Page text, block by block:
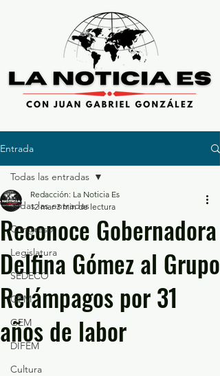
Entrada
Todas las entradas
Congreso
Legislatura
SEDECO
GEM
GEM
DIFEM
Cultura
Todas las entradas
Reconoce Gobernadora
Delfina Gómez al Grupo
Relámpagos por 31
años de labor
Redacción: La Noticia Es
12 mar 3 min de lectura